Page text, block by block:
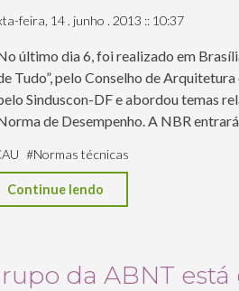
entrou
em
19
julho"
feira, 14 . junho . 2013 :: 10:37
último dia 6, foi realizado em
Tudo”, pelo Conselho de
Sinduscon-DF e abordou temas
de Desempenho. A NBR
#Normas técnicas
Continue lendo
de
da ABNT